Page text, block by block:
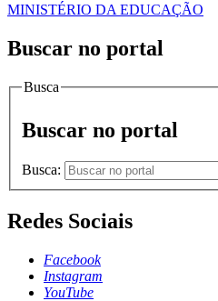
MINISTÉRIO DA EDUCAÇÃO
Buscar no portal
Busca
Buscar no portal
Busca:
Redes Sociais
Facebook
Instagram
YouTube